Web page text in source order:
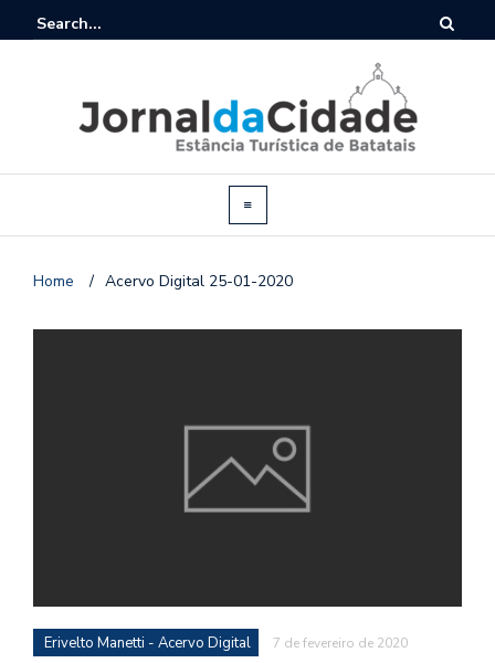
Home / Acervo Digital 25-01-2020
Erivelto Manetti - Acervo Digital 7 de fevereiro de 2020